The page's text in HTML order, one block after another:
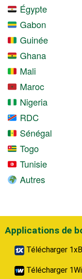
Égypte
Gabon
Guinée
Ghana
Mali
Maroc
Nigeria
RDC
Sénégal
Togo
Tunisie
Autres
Applications de
Télécharger
Télécharger